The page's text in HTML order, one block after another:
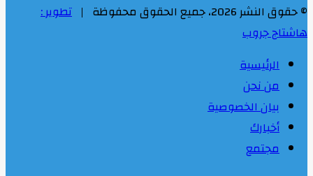
© حقوق النشر 2026، جميع الحقوق محفوظة |
تطوير :
هاشتاج جروب
الرئيسية
من نحن
بيان الخصوصية
أخبارك
مجتمع